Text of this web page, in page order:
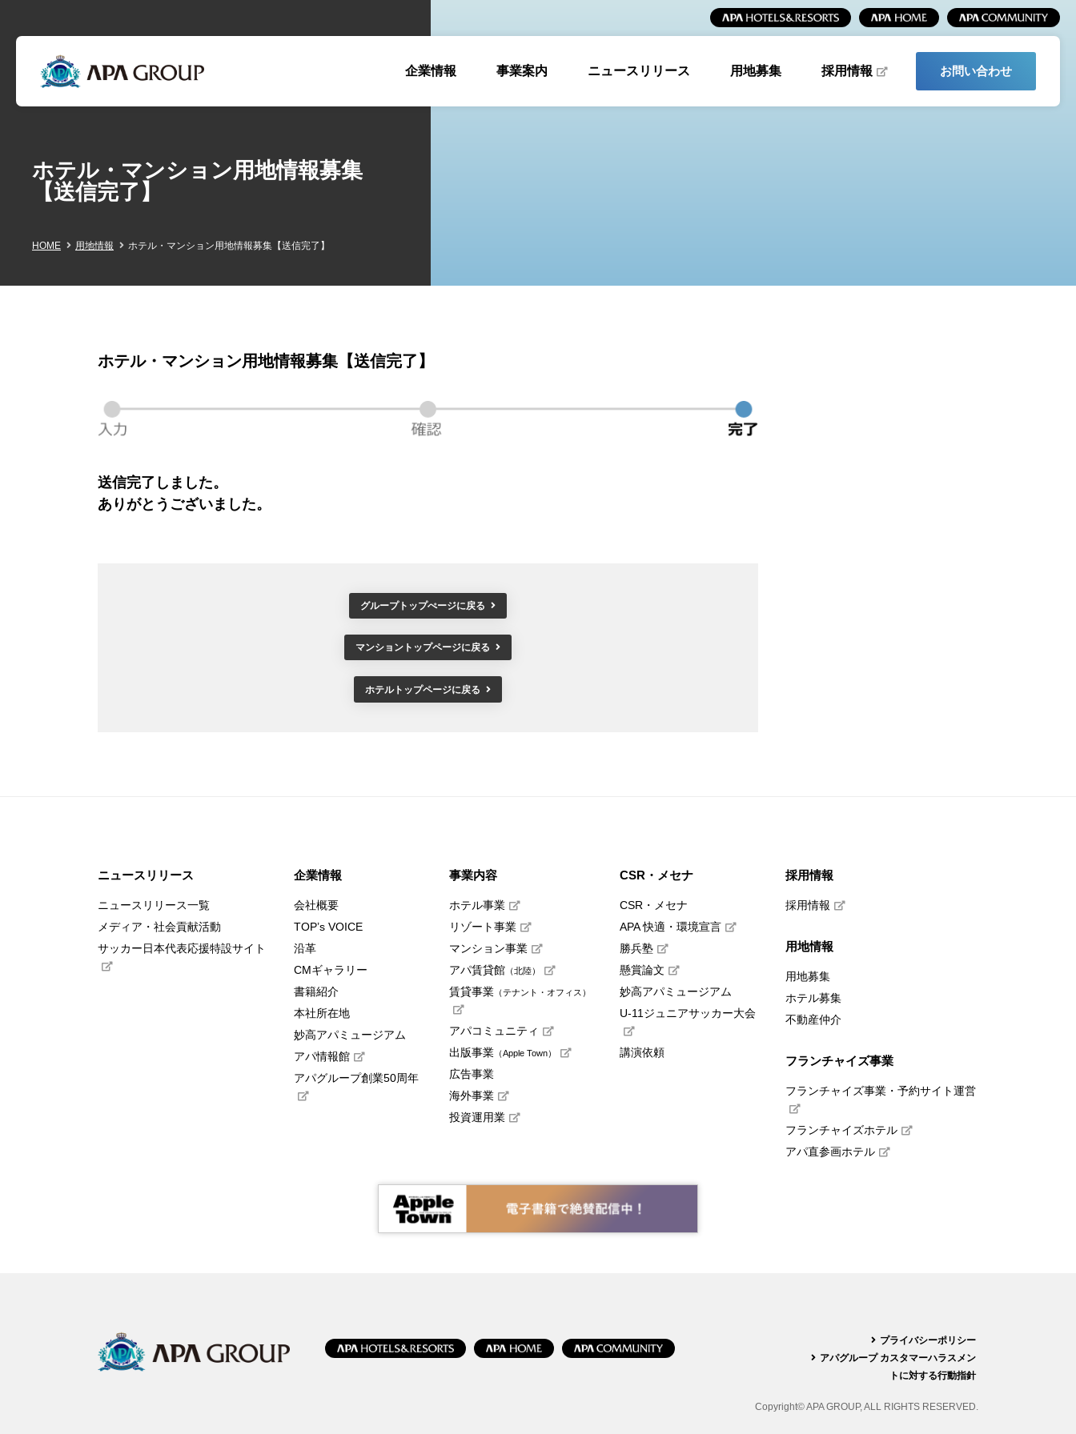
企業情報 事業案内 ニュースリリース 用地募集 採用情報 お問い合わせ
ホテル・マンション用地情報募集
【送信完了】
HOME 用地情報 ホテル・マンション用地情報募集【送信完了】
ホテル・マンション用地情報募集【送信完了】
送信完了しました。
ありがとうございました。
グループトップぺージに戻る
マンショントップページに戻る
ホテルトップページに戻る
ニュースリリース
ニュースリリース一覧
メディア・社会貢献活動
サッカー日本代表応援特設サイト
企業情報
会社概要
TOP’s VOICE
沿革
CMギャラリー
書籍紹介
本社所在地
妙高アパミュージアム
アパ情報館
アパグループ創業50周年
事業内容
ホテル事業
リゾート事業
マンション事業
アパ賃貸館（北陸）
賃貸事業（テナント・オフィス）
アパコミュニティ
出版事業（Apple Town）
広告事業
海外事業
投資運用業
CSR・メセナ
CSR・メセナ
APA 快適・環境宣言
勝兵塾
懸賞論文
妙高アパミュージアム
U-11ジュニアサッカー大会
講演依頼
採用情報
採用情報
用地情報
用地募集
ホテル募集
不動産仲介
フランチャイズ事業
フランチャイズ事業・予約サイト運営
フランチャイズホテル
アパ直参画ホテル
プライバシーポリシー
アパグループ カスタマーハラスメン
トに対する行動指針
Copyright© APA GROUP, ALL RIGHTS RESERVED.